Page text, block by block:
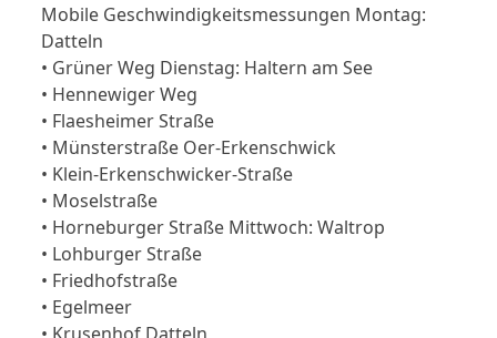
Mobile Geschwindigkeitsmessungen Montag:
Datteln
• Grüner Weg Dienstag: Haltern am See
• Hennewiger Weg
• Flaesheimer Straße
• Münsterstraße Oer-Erkenschwick
• Klein-Erkenschwicker-Straße
• Moselstraße
• Horneburger Straße Mittwoch: Waltrop
• Lohburger Straße
• Friedhofstraße
• Egelmeer